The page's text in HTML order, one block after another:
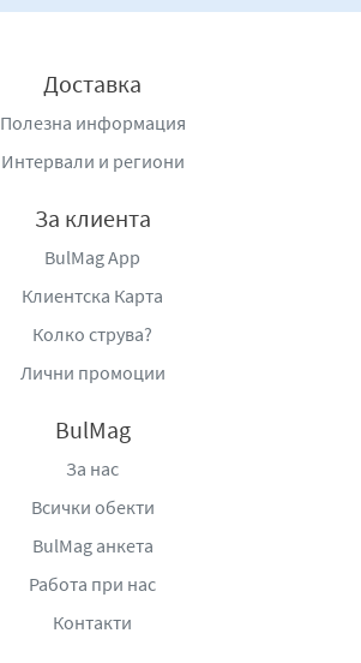
Доставка
Полезна информация
Интервали и региони
За клиента
BulMag App
Клиентска Карта
Колко струва?
Лични промоции
BulMag
За нас
Всички обекти
BulMag анкета
Работа при нас
Контакти